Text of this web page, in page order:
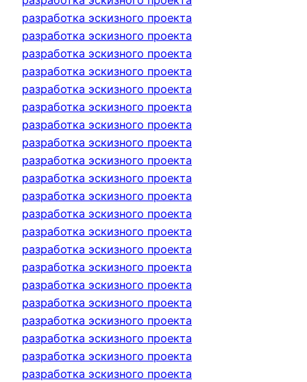
разработка эскизного проекта
разработка эскизного проекта
разработка эскизного проекта
разработка эскизного проекта
разработка эскизного проекта
разработка эскизного проекта
разработка эскизного проекта
разработка эскизного проекта
разработка эскизного проекта
разработка эскизного проекта
разработка эскизного проекта
разработка эскизного проекта
разработка эскизного проекта
разработка эскизного проекта
разработка эскизного проекта
разработка эскизного проекта
разработка эскизного проекта
разработка эскизного проекта
разработка эскизного проекта
разработка эскизного проекта
разработка эскизного проекта